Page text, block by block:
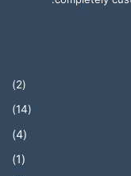
(2)
(14)
(4)
(1)